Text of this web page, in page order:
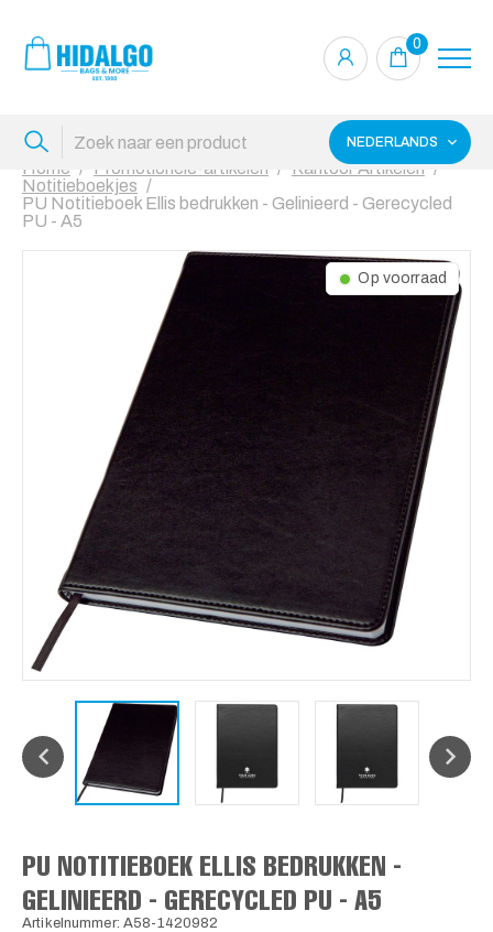
0
NEDERLANDS
Home Promotionele-artikelen
Kantoor Artikelen
Notitieboekjes
PU Notitieboek Ellis bedrukken - Gelinieerd - Gerecycled
PU - A5
Op voorraad
PU NOTITIEBOEK ELLIS BEDRUKKEN -
GELINIEERD - GERECYCLED PU - A5
Artikelnummer: A58-1420982